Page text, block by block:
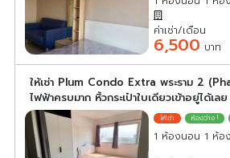
ค่าเช่า/เดือน
6,500 บาท
ให้เช่า Plum Condo Extra พระราม 2
ไฟฟ้าครบมาก หิ้วกระเป๋าใบเดียวเข้าอยู่ได้เลย
1 ห้องนอน 1 ห้อ